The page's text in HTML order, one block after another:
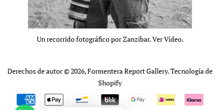
Un recorrido fotográfico por Zanzibar. Ver Vídeo.
Derechos de autor © 2026,Formentera Report Gallery.Tecnología de
Shopify
Métodos